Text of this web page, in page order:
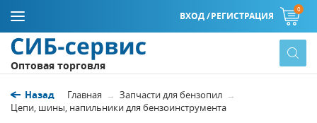
ВХОД /РЕГИСТРАЦИЯ
0
Оптовая торговля
Назад Главная
Запчасти для бензопил
Цепи, шины, напильники для бензоинструмента